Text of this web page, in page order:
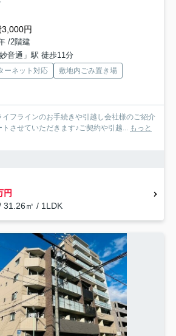
円
/2階建
音通」駅 徒歩11分
ーネット対応
敷地内ごみ置き場
フラインのお手続きや引越し会社様のご紹介
させていただきます♪ご契約や引越... もっと
円
31.26㎡ / 1LDK